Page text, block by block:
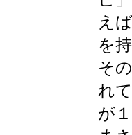
え
を
そ
れ
が